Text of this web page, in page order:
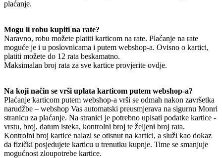
plaćanje.
Mogu li robu kupiti na rate?
Naravno, robu možete platiti karticom na rate. Plaćanje na rate
moguće je i u poslovnicama i putem webshop-a. Ovisno o kartici,
platiti možete do 12 rata beskamatno.
Maksimalan broj rata za sve kartice provjerite ovdje.
Na koji način se vrši uplata karticom putem webshop-a?
Plaćanje karticom putem webshop-a vrši se odmah nakon završetka
narudžbe – webshop Vas automatski preusmjerava na sigurnu Monri
stranicu za plaćanje. Na stranici je potrebno upisati podatke kartice -
vrstu, broj, datum isteka, kontrolni broj te željeni broj rata.
Kontrolni broj kartice nalazi se otisnut na kartici, a služi kao dokaz
da fizički posjedujete karticu u trenutku kupnje. Time se smanjuje
mogućnost zloupotrebe kartice.